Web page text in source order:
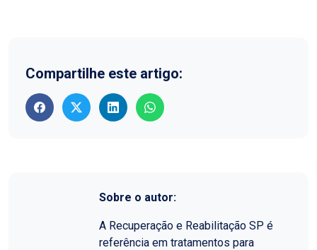
Compartilhe este artigo:
Sobre o autor:
A Recuperação e Reabilitação SP é
referência em tratamentos para